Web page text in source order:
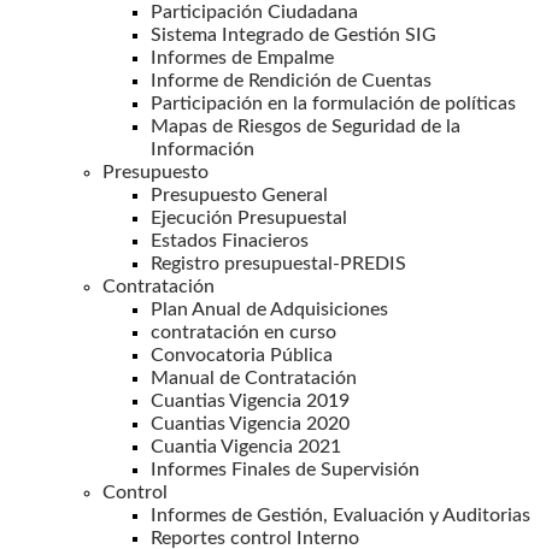
Participación Ciudadana
Sistema Integrado de Gestión SIG
Informes de Empalme
Informe de Rendición de Cuentas
Participación en la formulación de políticas
Mapas de Riesgos de Seguridad de la
Información
Presupuesto
Presupuesto General
Ejecución Presupuestal
Estados Finacieros
Registro presupuestal-PREDIS
Contratación
Plan Anual de Adquisiciones
contratación en curso
Convocatoria Pública
Manual de Contratación
Cuantias Vigencia 2019
Cuantias Vigencia 2020
Cuantia Vigencia 2021
Informes Finales de Supervisión
Control
Informes de Gestión, Evaluación y Auditorias
Reportes control Interno